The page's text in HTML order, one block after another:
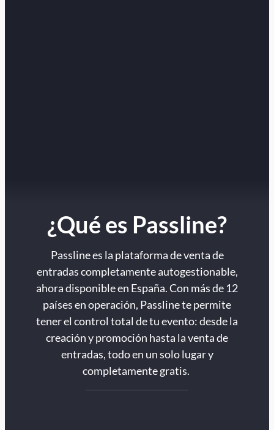
¿Qué es Passline?
Passline es la plataforma de venta de
entradas completamente autogestionable,
ahora disponible en España. Con más de 12
países en operación, Passline te permite
tener el control total de tu evento: desde la
creación y promoción hasta la venta de
entradas, todo en un solo lugar y
completamente gratis.